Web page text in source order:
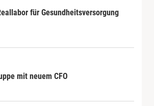
für Gesundheitsversorgung
mit neuem CFO